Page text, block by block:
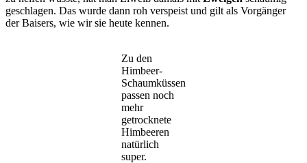
geschlagen. Das wurde dann roh verspeist und gilt als Vorgänger
der Baisers, wie wir sie heute kennen.
Zu den
Himbeer-
Schaumküssen
passen noch
mehr
getrocknete
Himbeeren
natürlich
super.